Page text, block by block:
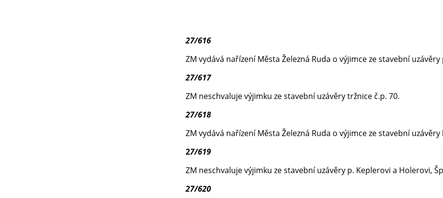
27/616
ZM vydává nařízení Města Železná Ruda o výjimce ze stavební
27/617
ZM neschvaluje výjimku ze stavební uzávěry tržnice č.p. 70.
27/618
ZM vydává nařízení Města Železná Ruda o výjimce ze stavební
27/619
ZM neschvaluje výjimku ze stavební uzávěry p. Keplerovi a Holerovi,
27/620